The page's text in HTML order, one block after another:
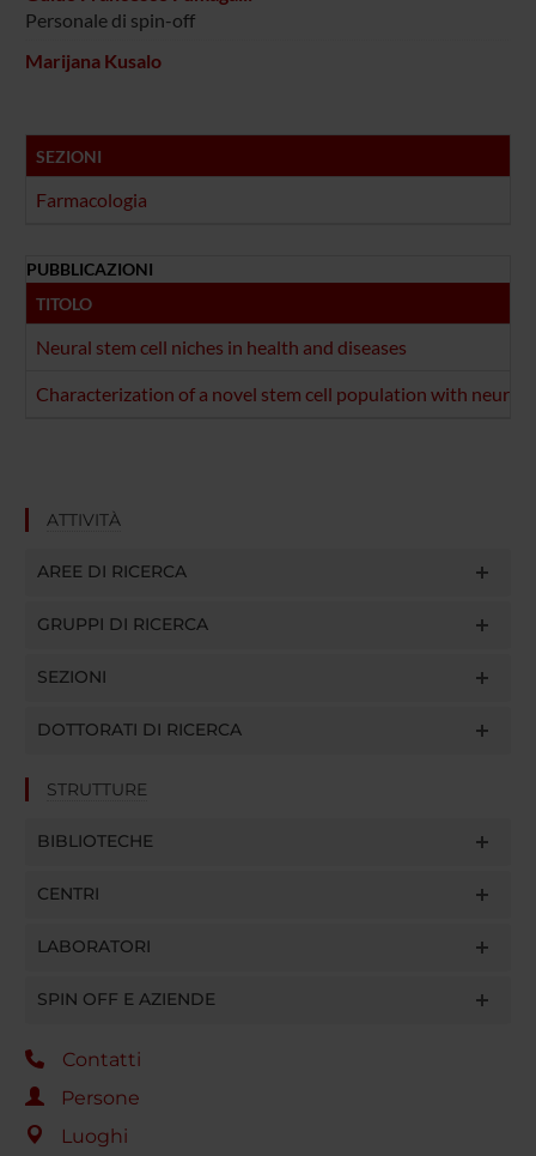
Personale di spin-off
Marijana Kusalo
SEZIONI
Farmacologia
PUBBLICAZIONI
TITOLO
Neural stem cell niches in health and diseases
Characterization of a novel stem cell population with
ATTIVITÀ
AREE DI RICERCA
GRUPPI DI RICERCA
SEZIONI
DOTTORATI DI RICERCA
STRUTTURE
BIBLIOTECHE
CENTRI
LABORATORI
SPIN OFF E AZIENDE
Contatti
Persone
Luoghi